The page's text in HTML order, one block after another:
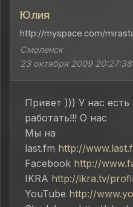
Юлия
http://myspace.com/
Смоленск
23 октября 2009 20:27:38
Привет ))) У нас
работать!!! О нас
Мы на
last.fm http://
Facebook http://
IKRA http://ikra.tv/
YouTube http://